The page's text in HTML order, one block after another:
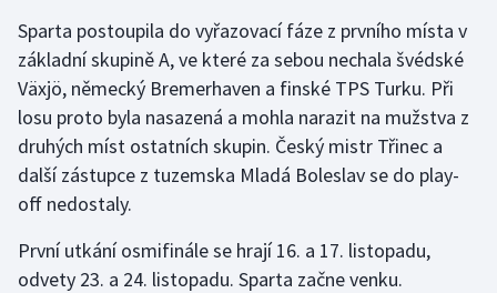
Judo
Krasobruslení
Lezení
Lyže a snowboard
Moderní pětiboj
Sparta postoupila do vyřazovací fáze z prvního místa v
základní skupině A, ve které za sebou nechala švédské
Växjö, německý Bremerhaven a finské TPS Turku. Při
losu proto byla nasazená a mohla narazit na mužstva z
druhých míst ostatních skupin. Český mistr Třinec a
další zástupce z tuzemska Mladá Boleslav se do play-
off nedostaly.
První utkání osmifinále se hrají 16. a 17. listopadu,
odvety 23. a 24. listopadu. Sparta začne venku.